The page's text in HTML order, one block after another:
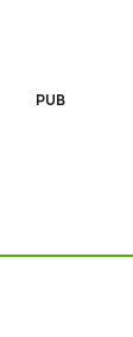
PUB